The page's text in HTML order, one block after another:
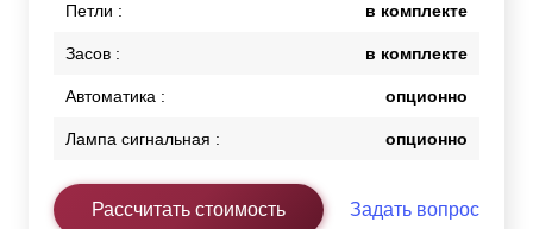
Петли : в комплекте
Засов : в комплекте
Автоматика : опционно
Лампа сигнальная : опционно
Рассчитать стоимость Задать вопрос